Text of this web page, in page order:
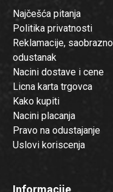
Najčešća pitanja
Politika privatnosti
Reklamacije,
odustanak
Nacini dostave i cene
Licna karta trgovca
Kako kupiti
Nacini placanja
Pravo na odustajanje
Uslovi koriscenja
Informacije